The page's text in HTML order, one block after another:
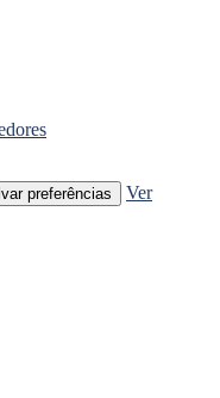
preferências
Ver